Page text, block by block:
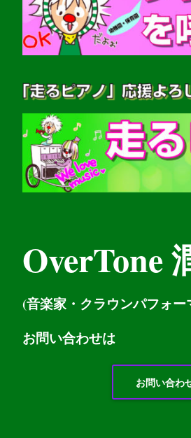
OverTone
(音楽家・クラウンパフォー
お問い合わせは
お問い合わ